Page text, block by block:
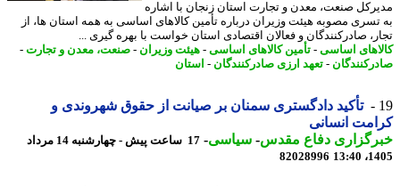
صنعت، معدن و تجارت استان زنجان با اشاره
مصوبه هیئت وزیران درباره تأمین کالاهای اساسی به همه استان ها، از
صادرکنندگان و فعالان اقتصادی استان خواست با بهره گیری ...
اساسی-تأمین کالاهای اساسی-هیئت وزیران - صنعت، معدن و تجارت-
-تعهد ارزی صادرکنندگان-استان
تأکید دادگستری سمنان بر صیانت از حقوق شهروندی و
انسانی
دفاع مقدس-سیاسی-
17 ساعت پیش - چهارشنبه 14 مرداد
82028996